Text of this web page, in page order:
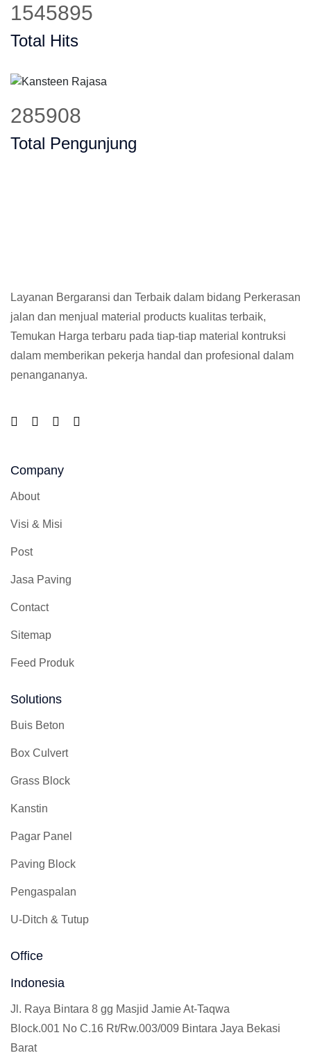
1949936
Total Hits
360634
Total Pengunjung
Layanan Bergaransi dan Terbaik dalam bidang Perkerasan
jalan dan menjual material products kualitas terbaik,
Temukan Harga terbaru pada tiap-tiap material kontruksi
dalam memberikan pekerja handal dan profesional dalam
penangananya.
Company
About
Visi & Misi
Post
Jasa Paving
Contact
Sitemap
Feed Produk
Solutions
Buis Beton
Box Culvert
Grass Block
Kanstin
Pagar Panel
Paving Block
Pengaspalan
U-Ditch & Tutup
Office
Indonesia
Jl. Raya Bintara 8 gg Masjid Jamie At-Taqwa
Block.001 No C.16 Rt/Rw.003/009 Bintara Jaya Bekasi
Barat